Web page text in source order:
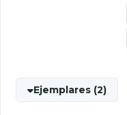
Ejemplares (2)